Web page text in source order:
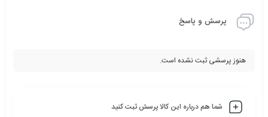
پرسش و پاسخ
هنوز پرسشی ثبت نشده است.
شما هم درباره این کالا پرسش ثبت کنید